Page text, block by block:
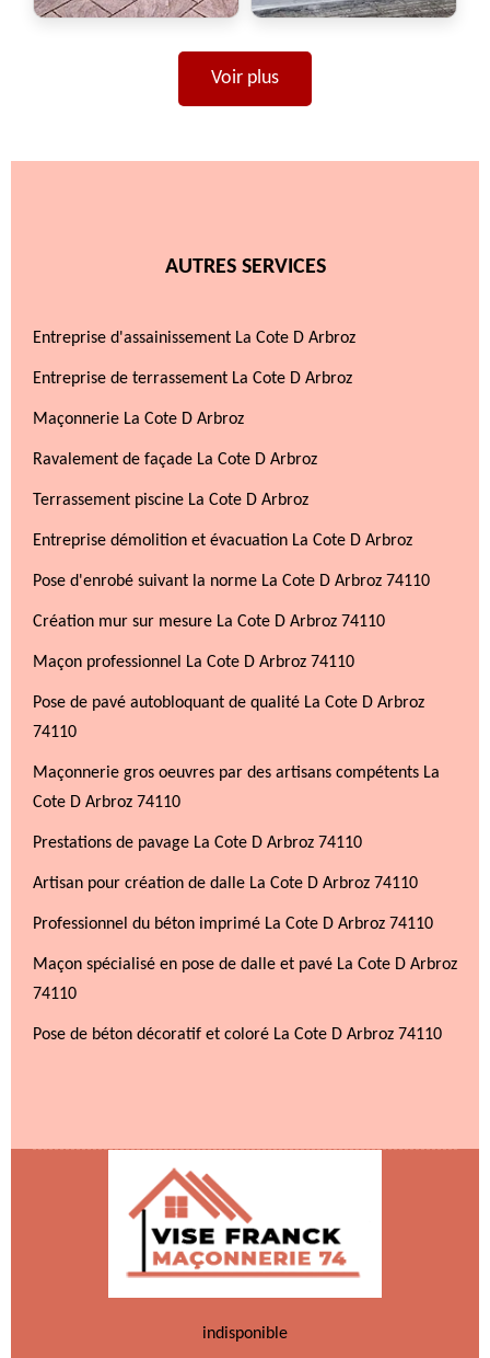
Voir plus
AUTRES SERVICES
Entreprise d'assainissement La Cote D Arbroz
Entreprise de terrassement La Cote D Arbroz
Maçonnerie La Cote D Arbroz
Ravalement de façade La Cote D Arbroz
Terrassement piscine La Cote D Arbroz
Entreprise démolition et évacuation La Cote D Arbroz
Pose d'enrobé suivant la norme La Cote D Arbroz 74110
Création mur sur mesure La Cote D Arbroz 74110
Maçon professionnel La Cote D Arbroz 74110
Pose de pavé autobloquant de qualité La Cote D Arbroz
74110
Maçonnerie gros oeuvres par des artisans compétents La
Cote D Arbroz 74110
Prestations de pavage La Cote D Arbroz 74110
Artisan pour création de dalle La Cote D Arbroz 74110
Professionnel du béton imprimé La Cote D Arbroz 74110
Maçon spécialisé en pose de dalle et pavé La Cote D Arbroz
74110
Pose de béton décoratif et coloré La Cote D Arbroz 74110
indisponible